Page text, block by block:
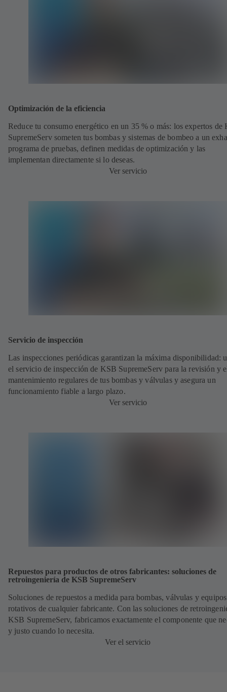
Optimización de la eficiencia
Reduce tu consumo energético en un 35 % o más: los expertos de
SupremeServ someten tus bombas y sistemas de bombeo a un
programa de pruebas, definen medidas de optimización y las
implementan directamente si lo deseas.
Ver servicio
Servicio de inspección
Las inspecciones periódicas garantizan la máxima disponibilidad:
el servicio de inspección de KSB SupremeServ para la revisión y
mantenimiento regulares de tus bombas y válvulas y asegura un
funcionamiento fiable a largo plazo.
Ver servicio
Repuestos para productos de otros fabricantes: soluciones de
retroingeniería de KSB SupremeServ
Soluciones de repuestos a medida para bombas, válvulas y equipos
rotativos de cualquier fabricante. Con las soluciones de
KSB SupremeServ, fabricamos exactamente el componente que
y justo cuando lo necesita.
Ver el servicio